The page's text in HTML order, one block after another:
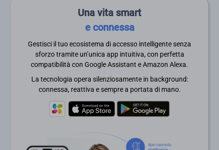
Una vita smart
e connessa
Gestisci il tuo ecosistema di accesso intelligente senza
sforzo tramite un’unica app intuitiva, con perfetta
compatibilità con Google Assistant e Amazon Alexa.
La tecnologia opera silenziosamente in background:
connessa, reattiva e sempre a portata di mano.